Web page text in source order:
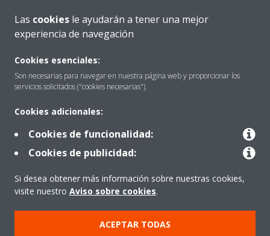
Quiénes somos
Contactar con Daikin
Nuestros Productos
Las cookies le ayudarán a tener una mejor
experiencia de navegación
Cookies esenciales:
Son necesarias para navegar en nuestra página web y proporcionar los
servicios solicitados ("cookies necesarias").
Cookies adicionales:
Cookies de funcionalidad:
Cookies de publicidad:
Si desea obtener más información sobre nuestras cookies,
visite nuestro Aviso sobre cookies.
ACEPTAR TODAS